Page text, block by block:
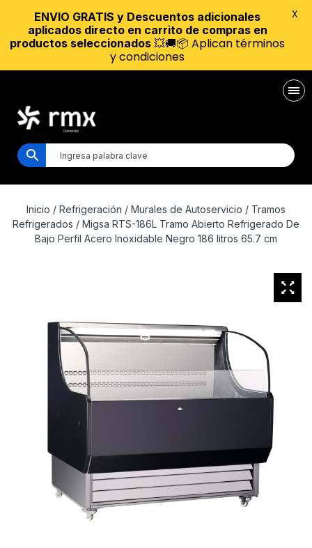
Inicio / Refrigeración / Murales de Autoservicio / Tramos
Refrigerados / Migsa RTS-186L Tramo Abierto Refrigerado De
Bajo Perfil Acero Inoxidable Negro 186 litros 65.7 cm
ENVIO GRATIS y Descuentos adicionales
aplicados directo en carrito de compras en
productos seleccionados 💥🚚📦 Aplican términos
y condiciones
X